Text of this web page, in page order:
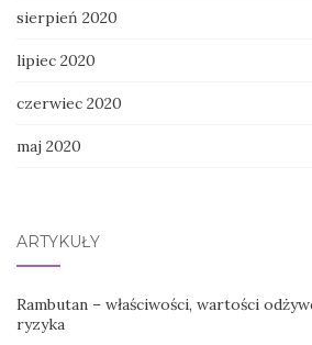
sierpień 2020
lipiec 2020
czerwiec 2020
maj 2020
ARTYKUŁY
Rambutan – właściwości, wartości
ryzyka